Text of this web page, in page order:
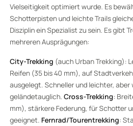
Vielseitigkeit optimiert wurde. Es
Schotterpisten und leichte Trails
Disziplin ein Spezialist zu sein. Es gibt
mehreren Ausprägungen:
City-Trekking (auch Urban Trekking):
Reifen (35 bis 40 mm), auf
ausgelegt. Schneller und leichter, aber
geländetauglich. Cross-Trekking:
mm), stärkere Federung, für Schotter
geeignet. Fernrad/Tourentrekking: